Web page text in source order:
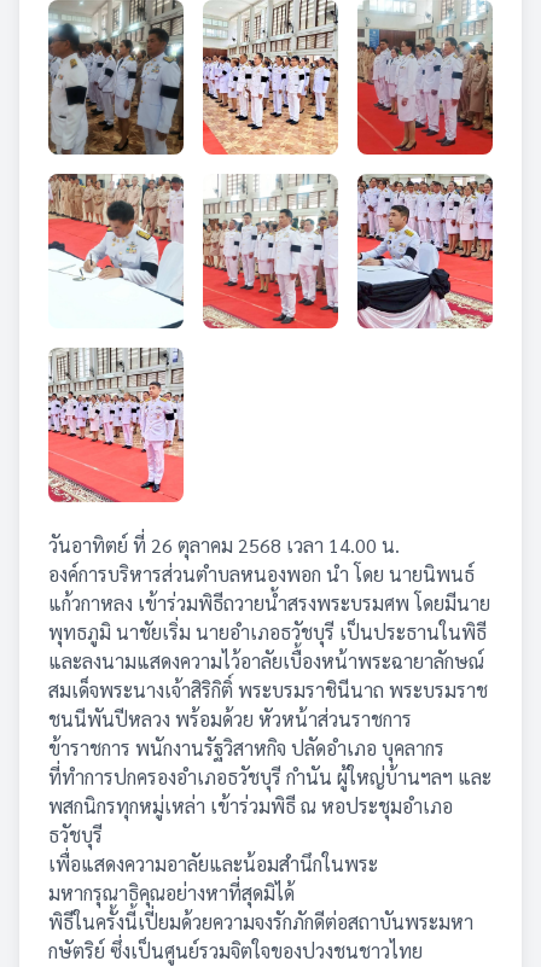
วันอาทิตย์ ที่ 26 ตุลาคม 2568 เวลา 14.00 น.
องค์การบริหารส่วนตำบลหนองพอก นำ โดย นายนิพนธ์
แก้วกาหลง เข้าร่วมพิธีถวายน้ำสรงพระบรมศพ โดยมีนาย
พุทธภูมิ นาชัยเริ่ม นายอำเภอธวัชบุรี เป็นประธานในพิธี
และลงนามแสดงความไว้อาลัยเบื้องหน้าพระฉายาลักษณ์
สมเด็จพระนางเจ้าสิริกิติ์ พระบรมราชินีนาถ พระบรมราช
ชนนีพันปีหลวง พร้อมด้วย หัวหน้าส่วนราชการ
ข้าราชการ พนักงานรัฐวิสาหกิจ ปลัดอำเภอ บุคลากร
ที่ทำการปกครองอำเภอธวัชบุรี กำนัน ผู้ใหญ่บ้านฯลฯ และ
พสกนิกรทุกหมู่เหล่า เข้าร่วมพิธี ณ หอประชุมอำเภอ
ธวัชบุรี
เพื่อแสดงความอาลัยและน้อมสำนึกในพระ
มหากรุณาธิคุณอย่างหาที่สุดมิได้
พิธีในครั้งนี้เปี่ยมด้วยความจงรักภักดีต่อสถาบันพระมหา
กษัตริย์ ซึ่งเป็นศูนย์รวมจิตใจของปวงชนชาวไทย